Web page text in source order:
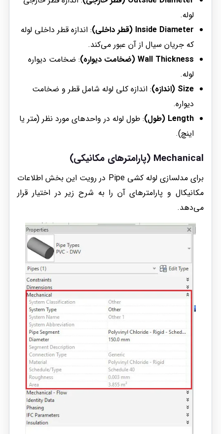
لوله.
Inside Diameter (قطر داخلی)
: اندازه قطر داخلی لوله
که جریان سیال از آن عبور می‌کند.
Wall Thickness (ضخامت دیواره)
: ضخامت دیواره
لوله.
Size (اندازه)
: اندازه کلی لوله شامل قطر و ضخامت
دیواره.
Length (طول)
: طول لوله در واحد‌های مورد نظر (متر یا
اینچ).
Mechanical (پارامترهای مکانیکی)
برای مدلسازی لوله کشی Pipe در رویت این بخش اطلاعات
مکانیکال و پارامترهای آن را به شرح زیر در اختیار قرار
می‌دهد.